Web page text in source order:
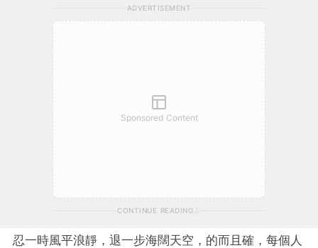
ADVERTISEMENT
Sponsored Content
CONTINUE READING
忍一時風平浪靜，退一步海闊天空，的而且確，每個人